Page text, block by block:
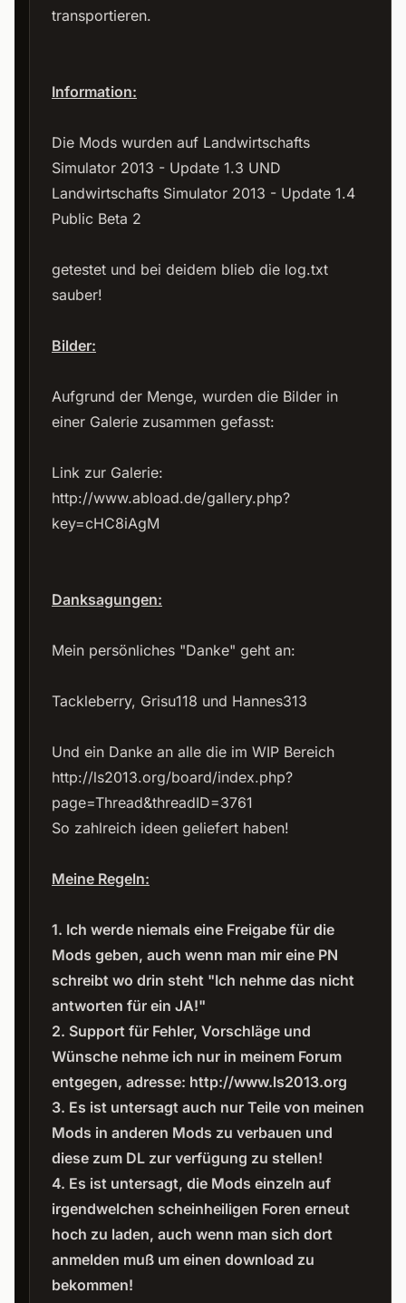
transportieren.
Information:
Die Mods wurden auf Landwirtschafts
Simulator 2013 - Update 1.3 UND
Landwirtschafts Simulator 2013 - Update 1.4
Public Beta 2
getestet und bei deidem blieb die log.txt
sauber!
Bilder:
Aufgrund der Menge, wurden die Bilder in
einer Galerie zusammen gefasst:
Link zur Galerie:
http://www.abload.de/gallery.php?
key=cHC8iAgM
Danksagungen:
Mein persönliches "Danke" geht an:
Tackleberry, Grisu118 und Hannes313
Und ein Danke an alle die im WIP Bereich
http://ls2013.org/board/index.php?
page=Thread&threadID=3761
So zahlreich ideen geliefert haben!
Meine Regeln:
1. Ich werde niemals eine Freigabe für die
Mods geben, auch wenn man mir eine PN
schreibt wo drin steht "Ich nehme das nicht
antworten für ein JA!"
2. Support für Fehler, Vorschläge und
Wünsche nehme ich nur in meinem Forum
entgegen, adresse: http://www.ls2013.org
3. Es ist untersagt auch nur Teile von meinen
Mods in anderen Mods zu verbauen und
diese zum DL zur verfügung zu stellen!
4. Es ist untersagt, die Mods einzeln auf
irgendwelchen scheinheiligen Foren erneut
hoch zu laden, auch wenn man sich dort
anmelden muß um einen download zu
bekommen!